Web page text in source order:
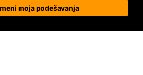
moja podešavanja
Megapod d.o.o.